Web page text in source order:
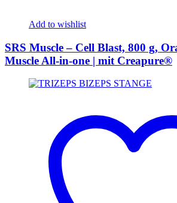
Add to wishlist
SRS Muscle – Cell Blast, 800 g,
Muscle All-in-one | mit Creapure®